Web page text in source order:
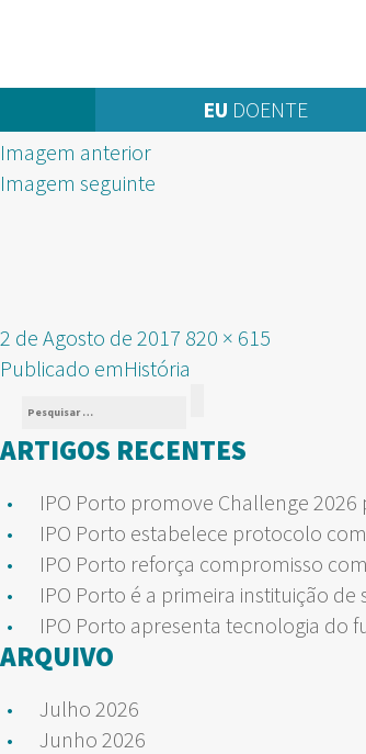
EU DOENTE
Imagem anterior
Imagem seguinte
Publicado
em
2 de Agosto de 2017 Tamanho
real
820 × 615
NAVEGAÇÃO
DE
ARTIGOS
Publicado emHistória
Pesquisar
por:
ARTIGOS RECENTES
IPO Porto promove Challenge
IPO Porto estabelece protocolo
IPO Porto reforça compromisso
IPO Porto é a primeira instituição de
IPO Porto apresenta tecnologia do
ARQUIVO
Julho 2026
Junho 2026